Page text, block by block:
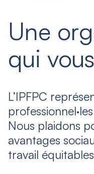
Une
qui
L’IPFPC
Nous plaidons
avantages
travail